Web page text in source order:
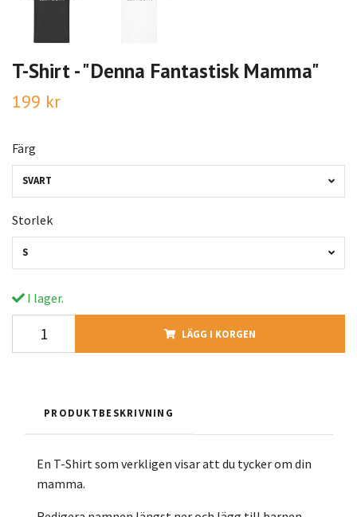
T-Shirt - "Denna Fantastisk Mamma"
199 kr
Färg
SVART
Storlek
S
I lager.
LÄGG I KORGEN
PRODUKTBESKRIVNING
En T-Shirt som verkligen visar att du tycker om din
mamma.